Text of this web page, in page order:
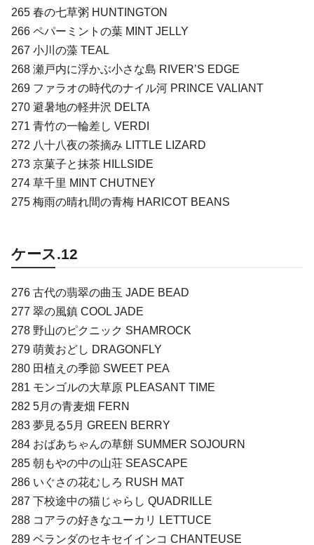
265 春の七草粥 HUNTINGTON
266 ペパーミントの葉 MINT JELLY
267 小川の藻 TEAL
268 瀬戸内に浮かぶ小さな島 RIVER’S EDGE
269 ファラオの時代のナイル河 PRINCE VALIANT
270 避暑地の軽井沢 DELTA
271 青竹の一輪差し VERDI
272 八十八夜の茶摘み LITTLE LIZARD
273 京菓子と抹茶 HILLSIDE
274 草千里 MINT CHUTNEY
275 梅雨の晴れ間の青梅 HARICOT BEANS
ケース.12
276 古代の翡翠の曲玉 JADE BEAD
277 翠の風鎮 COOL JADE
278 野山のピクニック SHAMROCK
279 萌黄おどし DRAGONFLY
280 田植えの季節 SWEET PEA
281 モンゴルの大草原 PLEASANT TIME
282 5月の青麦畑 FERN
283 夢見る5月 GREEN BERRY
284 おばあちゃんの草餅 SUMMER SOJOURN
285 朝もやの中の山荘 SEASCAPE
286 いぐさの花むしろ RUSH MAT
287 下校途中の猫じゃらし QUADRILLE
288 コアラの好きなユーカリ LETTUCE
289 ベランダのセキセイインコ CHANTEUSE